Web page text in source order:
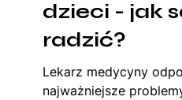
1 cze 2024 6 minut(y)
dzieci - jak